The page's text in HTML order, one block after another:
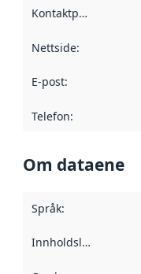
Kontaktpunkt
Nettside:
E-post:
Telefon:
Om dataene
Språk:
Innholdsleverandører